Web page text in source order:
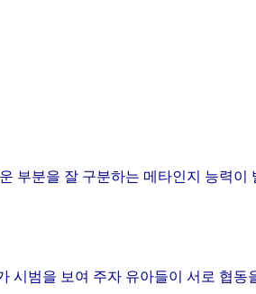
부분을 잘 구분하는 메타인지 능력이
시범을 보여 주자 유아들이 서로 협